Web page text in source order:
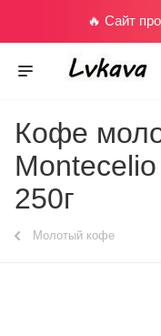
🔥 Сайт
Кофе
250г
Молотый кофе